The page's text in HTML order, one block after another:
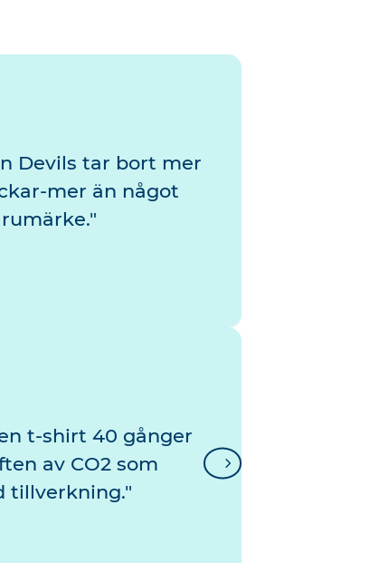
Devils tar bort mer
mer än något
t-shirt 40 gånger
av CO2 som
tillverkning.
Nästa